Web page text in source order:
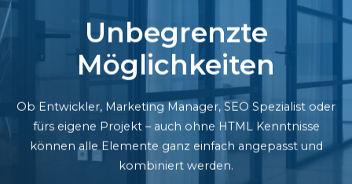
Unbegrenzte
Möglichkeiten
Ob Entwickler, Marketing Manager, SEO Spezialist oder
fürs eigene Projekt – auch ohne HTML Kenntnisse
können alle Elemente ganz einfach angepasst und
kombiniert werden.